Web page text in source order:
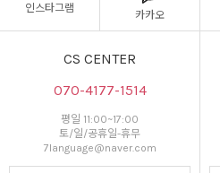
인스타그램
카카오
CS CENTER
070-4177-1514
평일 11:00~17:00
토/일/공휴일-휴무
7language@naver.com